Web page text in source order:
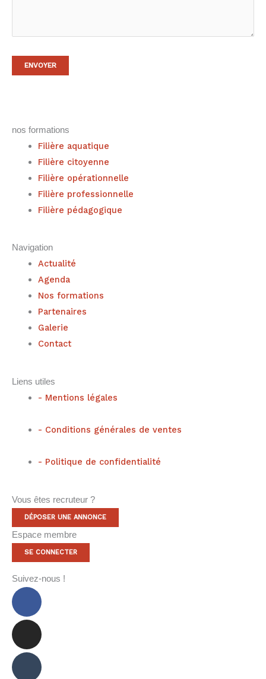
nos formations
Filière aquatique
Filière citoyenne
Filière opérationnelle
Filière professionnelle
Filière pédagogique
Navigation
Actualité
Agenda
Nos formations
Partenaires
Galerie
Contact
Liens utiles
- Mentions légales
- Conditions générales de ventes
- Politique de confidentialité
Vous êtes recruteur ?
DÉPOSER UNE ANNONCE
Espace membre
SE CONNECTER
Suivez-nous !
Facebook-
Instagram
Tumblr